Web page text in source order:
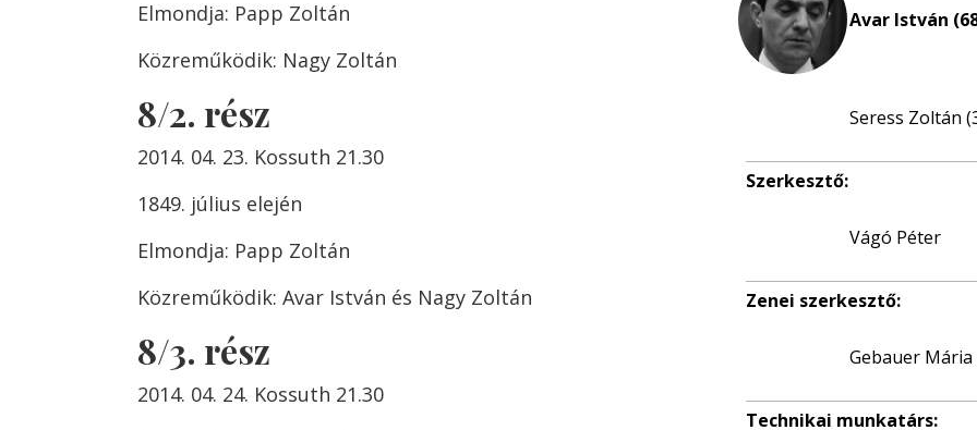
Elmondja: Papp Zoltán
Közreműködik: Nagy Zoltán
8/2. rész
2014. 04. 23. Kossuth 21.30
1849. július elején
Elmondja: Papp Zoltán
Közreműködik: Avar István és Nagy Zoltán
8/3. rész
2014. 04. 24. Kossuth 21.30
Avar István
Seress Zoltán
Szerkesztő:
Vágó Péter
Zenei szerkesztő:
Gebauer Mária
Technikai munkatárs: